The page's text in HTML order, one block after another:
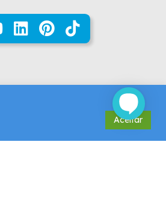
Design e Desenvolvimento porDROOPI
Aceitar